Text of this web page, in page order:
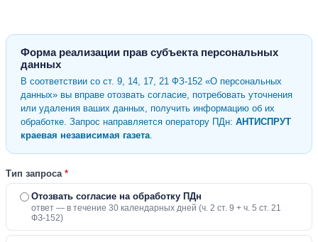
Форма реализации прав субъекта персональных
данных
В соответствии со ст. 9, 14, 17, 21 ФЗ-152 «О персональных
данных» вы вправе отозвать согласие, потребовать уточнения
или удаления ваших данных, получить информацию об их
обработке. Запрос направляется оператору ПДн: АНТИСПРУТ
краевая независимая газета.
Тип запроса *
Отозвать согласие на обработку ПДн
ответ — в течение 30 календарных дней (ч. 2 ст. 9 + ч. 5 ст. 21
ФЗ-152)